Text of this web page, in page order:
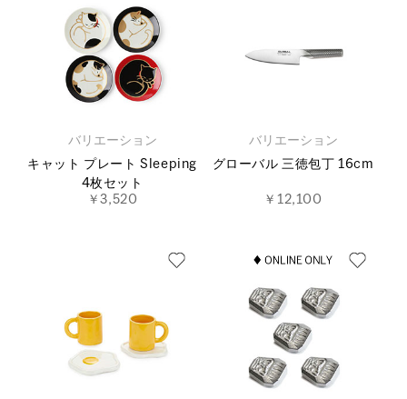
バリエーション
キャット プレート Sleeping
4枚セット
￥3,520
バリエーション
グローバル 三徳包丁 16cm
￥12,100